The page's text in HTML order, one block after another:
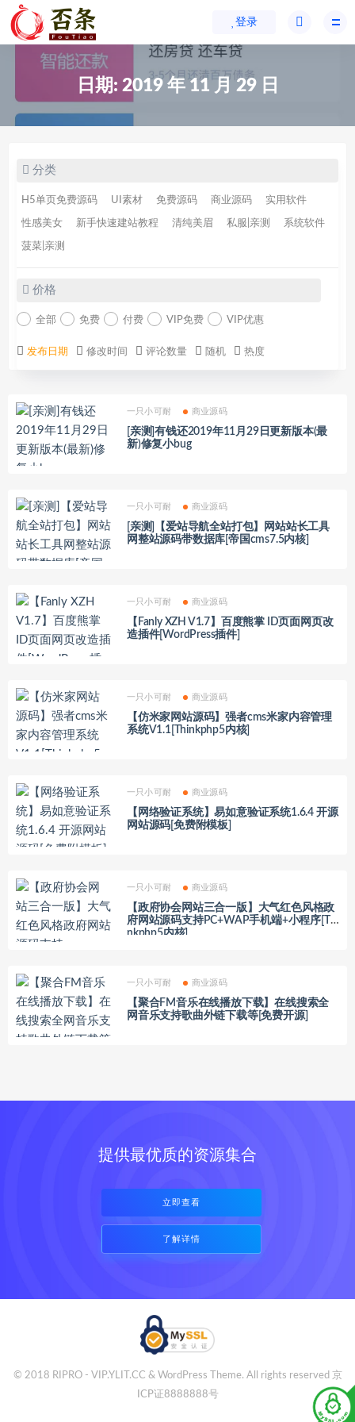
登录
日期: 2019 年 11 月 29 日
分类
H5单页免费源码 UI素材 免费源码 商业源码 实用软件
性感美女 新手快速建站教程 清纯美眉 私服|亲测 系统软件
菠菜|亲测
价格
全部 免费 付费 VIP免费 VIP优惠
发布日期 修改时间 评论数量 随机 热度
一只小可耐 商业源码
[亲测]有钱还2019年11月29日更新版本(最
新)修复小bug
一只小可耐 商业源码
[亲测]【爱站导航全站打包】网站站长工具
网整站源码带数据库[帝国cms7.5内核]
一只小可耐 商业源码
【Fanly XZH V1.7】百度熊掌 ID页面网页改
造插件[WordPress插件]
一只小可耐 商业源码
【仿米家网站源码】强者cms米家内容管理
系统V1.1[Thinkphp5内核]
一只小可耐 商业源码
【网络验证系统】易如意验证系统1.6.4 开源
网站源码[免费附模板]
一只小可耐 商业源码
【政府协会网站三合一版】大气红色风格政
府网站源码支持PC+WAP手机端+小程序[Thi
nkphp5内核]
一只小可耐 商业源码
【聚合FM音乐在线播放下载】在线搜索全
网音乐支持歌曲外链下载等[免费开源]
提供最优质的资源集合
立即查看
了解详情
© 2018 RIPRO - VIP.YLIT.CC & WordPress Theme. All rights reserved 京
ICP证8888888号